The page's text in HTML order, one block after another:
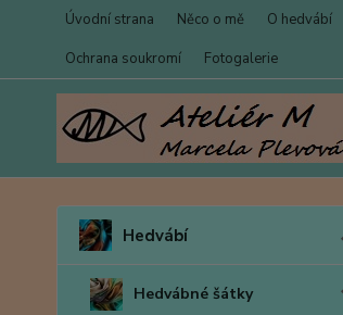
Úvodní strana Něco o mě O hedvábí
Ochrana soukromí
Fotogalerie
Hedvábí
Hedvábné šátky